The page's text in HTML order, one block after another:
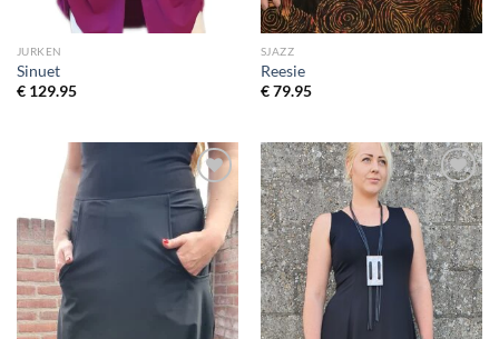
JURKEN
Sinuet
€129.95
SJAZZ
Reesie
€79.95
Toevoegen
aan
wenslijst
Toevoegen
aan
wenslijst